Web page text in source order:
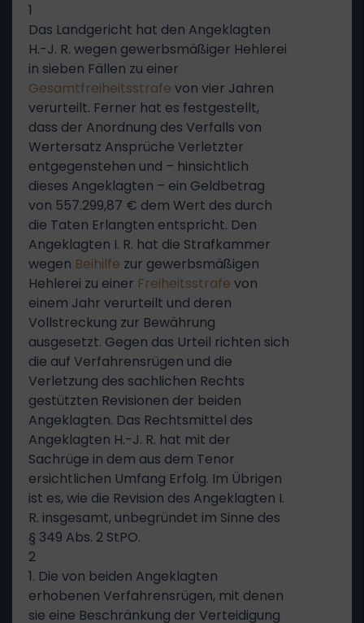
1
Das Landgericht hat den Angeklagten
H.-J. R. wegen gewerbsmäßiger Hehlerei
in sieben Fällen zu einer
Gesamtfreiheitsstrafe von vier Jahren
verurteilt. Ferner hat es festgestellt,
dass der Anordnung des Verfalls von
Wertersatz Ansprüche Verletzter
entgegenstehen und – hinsichtlich
dieses Angeklagten – ein Geldbetrag
von 557.299,87 € dem Wert des durch
die Taten Erlangten entspricht. Den
Angeklagten I. R. hat die Strafkammer
wegen Beihilfe zur gewerbsmäßigen
Hehlerei zu einer Freiheitsstrafe von
einem Jahr verurteilt und deren
Vollstreckung zur Bewährung
ausgesetzt. Gegen das Urteil richten sich
die auf Verfahrensrügen und die
Verletzung des sachlichen Rechts
gestützten Revisionen der beiden
Angeklagten. Das Rechtsmittel des
Angeklagten H.-J. R. hat mit der
Sachrüge in dem aus dem Tenor
ersichtlichen Umfang Erfolg. Im Übrigen
ist es, wie die Revision des Angeklagten I.
R. insgesamt, unbegründet im Sinne des
§ 349 Abs. 2 StPO.
2
1. Die von beiden Angeklagten
erhobenen Verfahrensrügen, mit denen
sie eine Beschränkung der Verteidigung